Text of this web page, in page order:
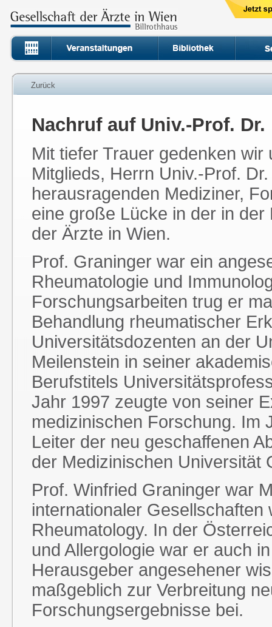
Zurück
Nachruf auf Univ.-Prof.
Mit tiefer Trauer gedenken
Mitglieds, Herrn Univ.-Prof.
herausragenden Mediziner,
eine große Lücke in der in
der Ärzte in Wien.
Prof. Graninger war ein
Rheumatologie und
Forschungsarbeiten trug er
Behandlung rheumatischer
Universitätsdozenten an der
Meilenstein in seiner
Berufstitels
Jahr 1997 zeugte von seiner
medizinischen Forschung. Im
Leiter der neu geschaffenen
der Medizinischen Universität
Prof. Winfried Graninger war
internationaler
Rheumatology. In der
und Allergologie war er auch
Herausgeber angesehener
maßgeblich zur Verbreitung
Forschungsergebnisse bei.